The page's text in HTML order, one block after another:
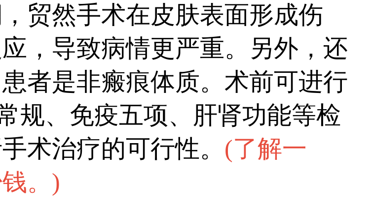
贸然手术在皮肤表面形成伤
，导致病情更严重。另外，还
者是非瘢痕体质。术前可进行
规、免疫五项、肝肾功能等检
术治疗的可行性。 (了解一
。 )